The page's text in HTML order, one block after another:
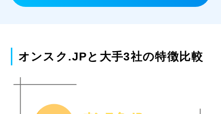
オンスク.JPと大手3社の特徴比較